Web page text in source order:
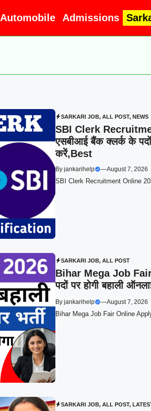
Automobile Admissions
SARKARI JOB,ALL POST,NEWS
SBI Clerk
एसबीआई बैंक क्लर्क के
करें,Best
Byjankarihelp —August 7, 2026
SBI Clerk Recruitment Online
SARKARI JOB,ALL POST
Bihar Mega Job Fair
पदों पर होगी बहाली
Byjankarihelp —August 7, 2026
Bihar Mega Job Fair Online Apply
SARKARI JOB,ALL POST,